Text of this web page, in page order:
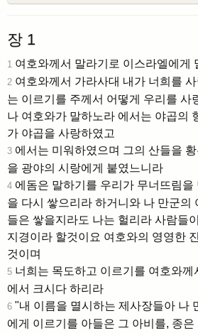
장 1
1 여호와께서 말라기로 이스라엘에게
2 여호와께서 가라사대 내가 너희를
는 이르기를 주께서 어떻게 우리를 사
나 여호와가 말하노라 에서는 야곱의
가 야곱을 사랑하였고
3 에서는 미워하였으며 그의 산들을
을 광야의 시랑에게 붙였느니라
4 에돔은 말하기를 우리가 무너뜨림을
을 다시 쌓으리라 하거니와 나 만군의
들은 쌓을지라도 나는 헐리라 사람들
지경이라 할것이요 여호와의 영영한
것이며
5 너희는 목도하고 이르기를 여호와
에서 크시다 하리라
6 "내 이름을 멸시하는 제사장들아 나
에게 이르기를 아들은 그 아비를, 종은